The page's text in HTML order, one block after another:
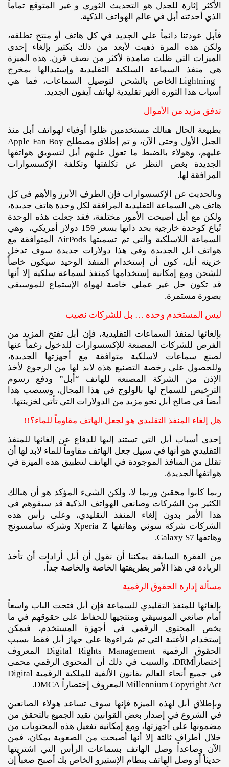
الأكثر إثارة للجدل هو التحديث الثوري و غير المتوقع تماماً
الذي أحدثته أبل في عالم الهواتف الذكية.
فأبل عودتنا دائماً على الجديد في كل هاتف أو منتج تطلقه،
ولكن هذه المرة ذهبت لأبعد من ذلك بكثير بإلغاء إحدى
الميزات التي ظلت صامدة لأكثر من نصف قرن. هذه الميزة
هي منفذ السماعة السلكية التقليدية وإستبدالها بمخرج
Lightning الخاص بالشحن لتوصيل السماعات، فما هي
أسباب هذا الثورة الغير تقليدية لهاتف آيفون الجديد.
تدفق مزيد من الأموال
بطبيعة الحال هنالك مستخدمين ظلوا أوفياء لهواتف أبل منذ
الجيل الأول وحتى الآن، و تم إطلاق مصطلح Apple Fan Boy
عليهم، وهولاء بالضبط ما تعول عليهم أبل لتسويق هواتفها
الجديدة بغض النظر عن تكلفتها وتكلفة الإكسسوارات
المرافقة لها.
وبالحديث عن الإكسسوارات فإن الطرف الأبرز والأهم في كل
هاتف هي السماعة التقليدية المرافقة لكل وحدة هاتف جديدة،
ولكن مع أبل أصبحت الأمور مختلفة، فقد جعلت هذه الوحدة
تُباع كوحدة خارجية بحد ذاتها بسعر 159 دولار أمريكي، وهي
السماعة اللاسلكية والتي تم تسميتها AirPods المتوافقة مع
هواتف أبل الجديدة وفي هذا دولارات جديدة سوف تدخل
خزينة أبل، كون أن إستخدام المنفذ الوحيد سيكون خاصاً
للشحن ومع إمكانية إستخدامها كمنفذ لسماعة سلكية إلا أنها
قد تكون حل غير عملي خاصة لهواة الإستماع للموسيقى
بصورة مستمرة.
ليس المستخدم وحده … بل للشركات نصيب
بإلغائها لمنفذ السماعات التقليدية، فإن أبل تفتح المزيد من
الفرص للشركات المصنعة للإكسسوارات للدخول رغماً عنها
لصنع سماعات لاسلكية متوافقة مع أجهزتها الجديدة،
وللحصول على رخصة التصنيع هذه لابد لها من الرجوع لأخذ
الإذن من الشركة المصنعة للهاتف “أبل” ودفع رسوم
الترخيص للسماح لها بالولوج في هذا المجال، وسيصب هذا
أيضاً في صالح أبل نحو مزيد من الدولارات التي تأتي لخزينتها.
هل إلغاء المنفذ التقليدي هو لجعل الهاتف مقاوماً للماء؟!!
إحدى أسباب أبل التي تستند إليها للدفاع عن إلغائها للمنفذ
التقليدي هو أنها في سبيل جعل الهاتف مقاوماً للماء لابد لها أن
تقلل من المنافذ الموجودة في الهاتف لتطبيق هذه الميزة في
هواتفها الجديدة.
ربما كانوا محقين وربما لا، ولكن الشيء المؤكد هو أن هنالك
الكثير من الشركات وصانعي الهواتف الذكية قد سبقوهم في
هذا الأمر بدون إلغاء المنفذ التقليدي، وعلى رأس هذه
الشركات شركة سوني وهاتفها Xperia Z وشركة سامسونج
وهاتفها Galaxy S7.
من الفقرة السابقة يمكننا أن نقول أن أبل أرادات أن تأخذ
الريادة في هذا الأمر بطريقتها الخاصة والخاصة جداً.
مسألة إدارة الحقوق الرقمية
بإلغائها للمنفذ التقليدي للسماعة فإن أبل فتحت الباب واسعاً
أمام صانعي الموسيقي ومنتجيها للحفاظ على حقوقهم في ما
يخص المحتوى الرقمي في أجهزة المستخدم، فيمكن
إستخدام الأغنية التي تم شراءوها على جهاز أبل فقط بسبب
الحقوق الرقمية Digital Rights Management المعروف
إختصاراًDRM، والسبب في ذلك أن المحتوى الرقمي محمى
في جميع أنحاء العالم بقانون الألفية للملكية الرقمية Digital
Millennium Copyright Act المعروف إختصاراً DMCA.
وبإطلاق أبل لهذه الميزة فإنها سوف تساعد هولاء الصانعين
في الشروع في إصدار بعض القوانين تقيد الجميع بالتحقق من
مضمونها على أجهزتها، ومع إمكانية تفعيل هذه المحتويات من
خلال أطراف ثالثة إلا أنها أصبحت من الصعوبة بمكان، فمن
الآن وصاعداً وصل الهاتف بسماعات الرأس التي اشتريتها
حديثاً أو وصل الهاتف بنظام الإستيرو الخاص بك أصبح صعباً إن